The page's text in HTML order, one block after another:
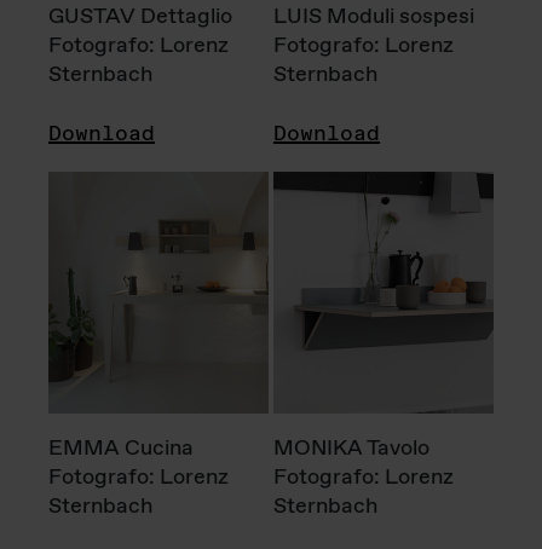
GUSTAV Dettaglio
Fotografo: Lorenz
Sternbach
Download
LUIS Moduli sospesi
Fotografo: Lorenz
Sternbach
Download
EMMA Cucina
Fotografo: Lorenz
Sternbach
MONIKA Tavolo
Fotografo: Lorenz
Sternbach